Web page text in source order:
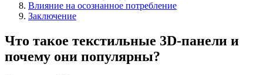
Влияние на осознанное потребление
Заключение
Что такое текстильные 3D-панели и
почему они популярны?